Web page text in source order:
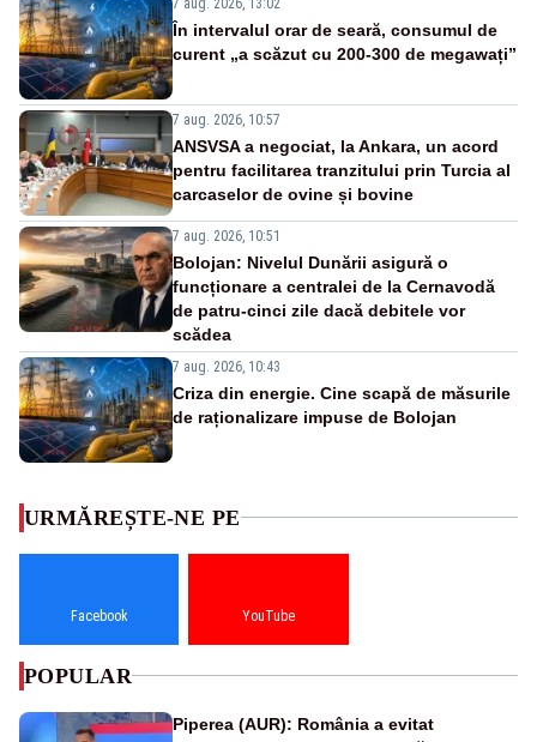
În intervalul orar de seară, consumul de
curent „a scăzut cu 200-300 de megawați”
7 aug. 2026, 10:57
ANSVSA a negociat, la Ankara, un acord
pentru facilitarea tranzitului prin Turcia al
carcaselor de ovine și bovine
7 aug. 2026, 10:51
Bolojan: Nivelul Dunării asigură o
funcționare a centralei de la Cernavodă
de patru-cinci zile dacă debitele vor
scădea
7 aug. 2026, 10:43
Criza din energie. Cine scapă de măsurile
de raționalizare impuse de Bolojan
URMĂREȘTE-NE PE
Facebook YouTube
POPULAR
Piperea (AUR): România a evitat